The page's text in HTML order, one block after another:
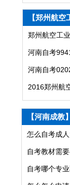
【郑州航
郑州航空工
河南自考
河南自考
2016郑州航
【河南成教
怎么自考成
自考教材需
自考哪个专